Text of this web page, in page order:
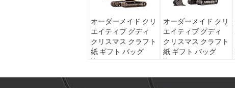
オーダーメイド クリ
エイティブ グディ
クリスマス クラフト
紙 ギフト バッグ
Xmas デコレーショ
オーダーメイド クリ
エイティブ グディ
クリスマス クラフト
紙 ギフト バッグ
Xmas デコレーショ